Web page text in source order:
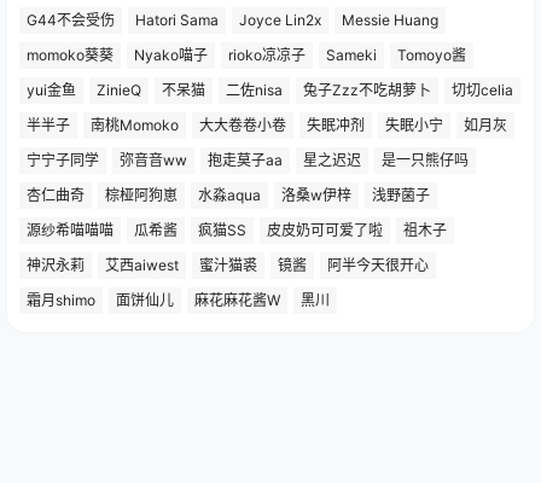
G44不会受伤 Hatori Sama Joyce Lin2x
Messie Huang
momoko葵葵
Nyako喵子 rioko凉凉子 Sameki
Tomoyo酱
yui金鱼
ZinieQ 不呆猫 二佐nisa 兔子Zzz不吃胡萝卜
切切celia
半半子
南桃Momoko 大大卷卷小卷 失眠冲剂 失眠小宁
如月灰
宁宁子同学
弥音音ww 抱走莫子aa 星之迟迟
是一只熊仔吗
杏仁曲奇
棕桠阿狗崽 水淼aqua 洛桑w伊梓
浅野菌子
源纱希喵喵喵
瓜希酱 疯猫SS 皮皮奶可可爱了啦
祖木子
神沢永莉
艾西aiwest 蜜汁猫裘 镜酱
阿半今天很开心
霜月shimo
面饼仙儿 麻花麻花酱W 黑川